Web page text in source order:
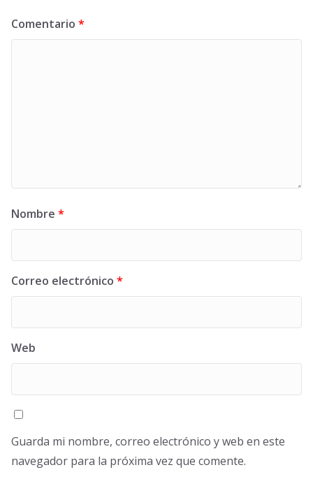
Comentario *
Nombre *
Correo electrónico *
Web
Guarda mi nombre, correo electrónico y web en este
navegador para la próxima vez que comente.